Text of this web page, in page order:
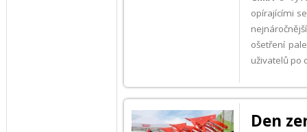
opírajícími
ošetření
uživatelů po
Den